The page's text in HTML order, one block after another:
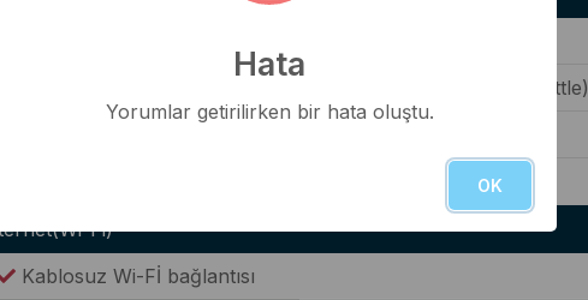
Elektrikli Su Isıtıcısı(Kettle)
Fi)
Kablosuz Wi-Fİ bağlantısı
Hata
Yorumlar getirilirken bir hata oluştu.
OK